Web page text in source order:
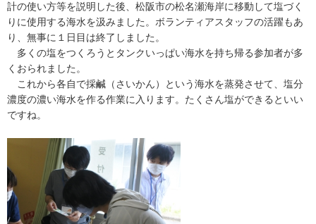
計の使い方等を説明した後、松阪市の松名瀬海岸に移動して塩づく
りに使用する海水を汲みました。ボランティアスタッフの活躍もあ
り、無事に１日目は終了しました。
多くの塩をつくろうとタンクいっぱい海水を持ち帰る参加者が多
くおられました。
これから各自で採鹹（さいかん）という海水を蒸発させて、塩分
濃度の濃い海水を作る作業に入ります。たくさん塩ができるといい
ですね。